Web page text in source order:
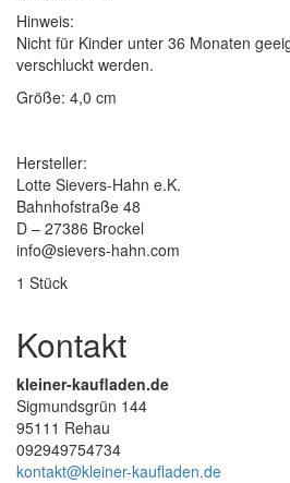
Hinweis:
Nicht für Kinder unter 36 Monaten
verschluckt werden.
Größe: 4,0 cm
Hersteller:
Lotte Sievers-Hahn e.K.
Bahnhofstraße 48
D – 27386 Brockel
info@sievers-hahn.com
1 Stück
Kontakt
kleiner-kaufladen.de
Sigmundsgrün 144
95111 Rehau
092949754734
kontakt@kleiner-kaufladen.de